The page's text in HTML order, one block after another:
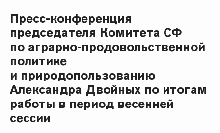
Пресс-конференция
председателя Комитета СФ
по аграрно-продовольственной
политике
и природопользованию
Александра Двойных по итогам
работы в период весенней
сессии